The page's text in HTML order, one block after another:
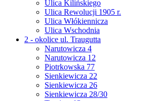
Ulica Kilińskiego
Ulica Rewolucji 1905 r.
Ulica Włókiennicza
Ulica Wschodnia
2 - okolice ul. Traugutta
Narutowicza 4
Narutowicza 12
Piotrkowska 77
Sienkiewicza 22
Sienkiewicza 26
Sienkiewicza 28/30